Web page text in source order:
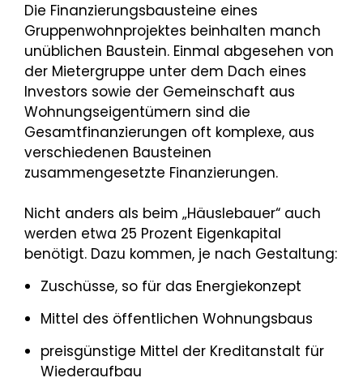
Die Finanzierungsbausteine eines
Gruppenwohnprojektes beinhalten manch
unüblichen Baustein. Einmal abgesehen von
der Mietergruppe unter dem Dach eines
Investors sowie der Gemeinschaft aus
Wohnungseigentümern sind die
Gesamtfinanzierungen oft komplexe, aus
verschiedenen Bausteinen
zusammengesetzte Finanzierungen.
Nicht anders als beim „Häuslebauer“ auch
werden etwa 25 Prozent Eigenkapital
benötigt. Dazu kommen, je nach Gestaltung:
Zuschüsse, so für das Energiekonzept
Mittel des öffentlichen Wohnungsbaus
preisgünstige Mittel der Kreditanstalt für
Wiederaufbau